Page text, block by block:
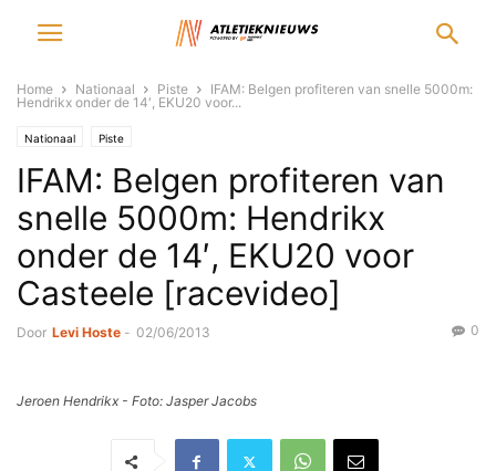
Home Nationaal Piste
IFAM: Belgen profiteren van snelle 5000m:
Hendrikx onder de 14′, EKU20 voor...
Nationaal Piste
IFAM: Belgen profiteren van
snelle 5000m: Hendrikx
onder de 14′, EKU20 voor
Casteele [racevideo]
Door Levi Hoste - 02/06/2013 0
Jeroen Hendrikx - Foto: Jasper Jacobs